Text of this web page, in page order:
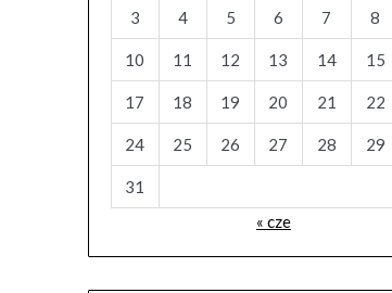
3 4 5 6 7 8
10 11 12 13 14 15
17 18 19 20 21 22
24 25 26 27 28 29
31
« cze